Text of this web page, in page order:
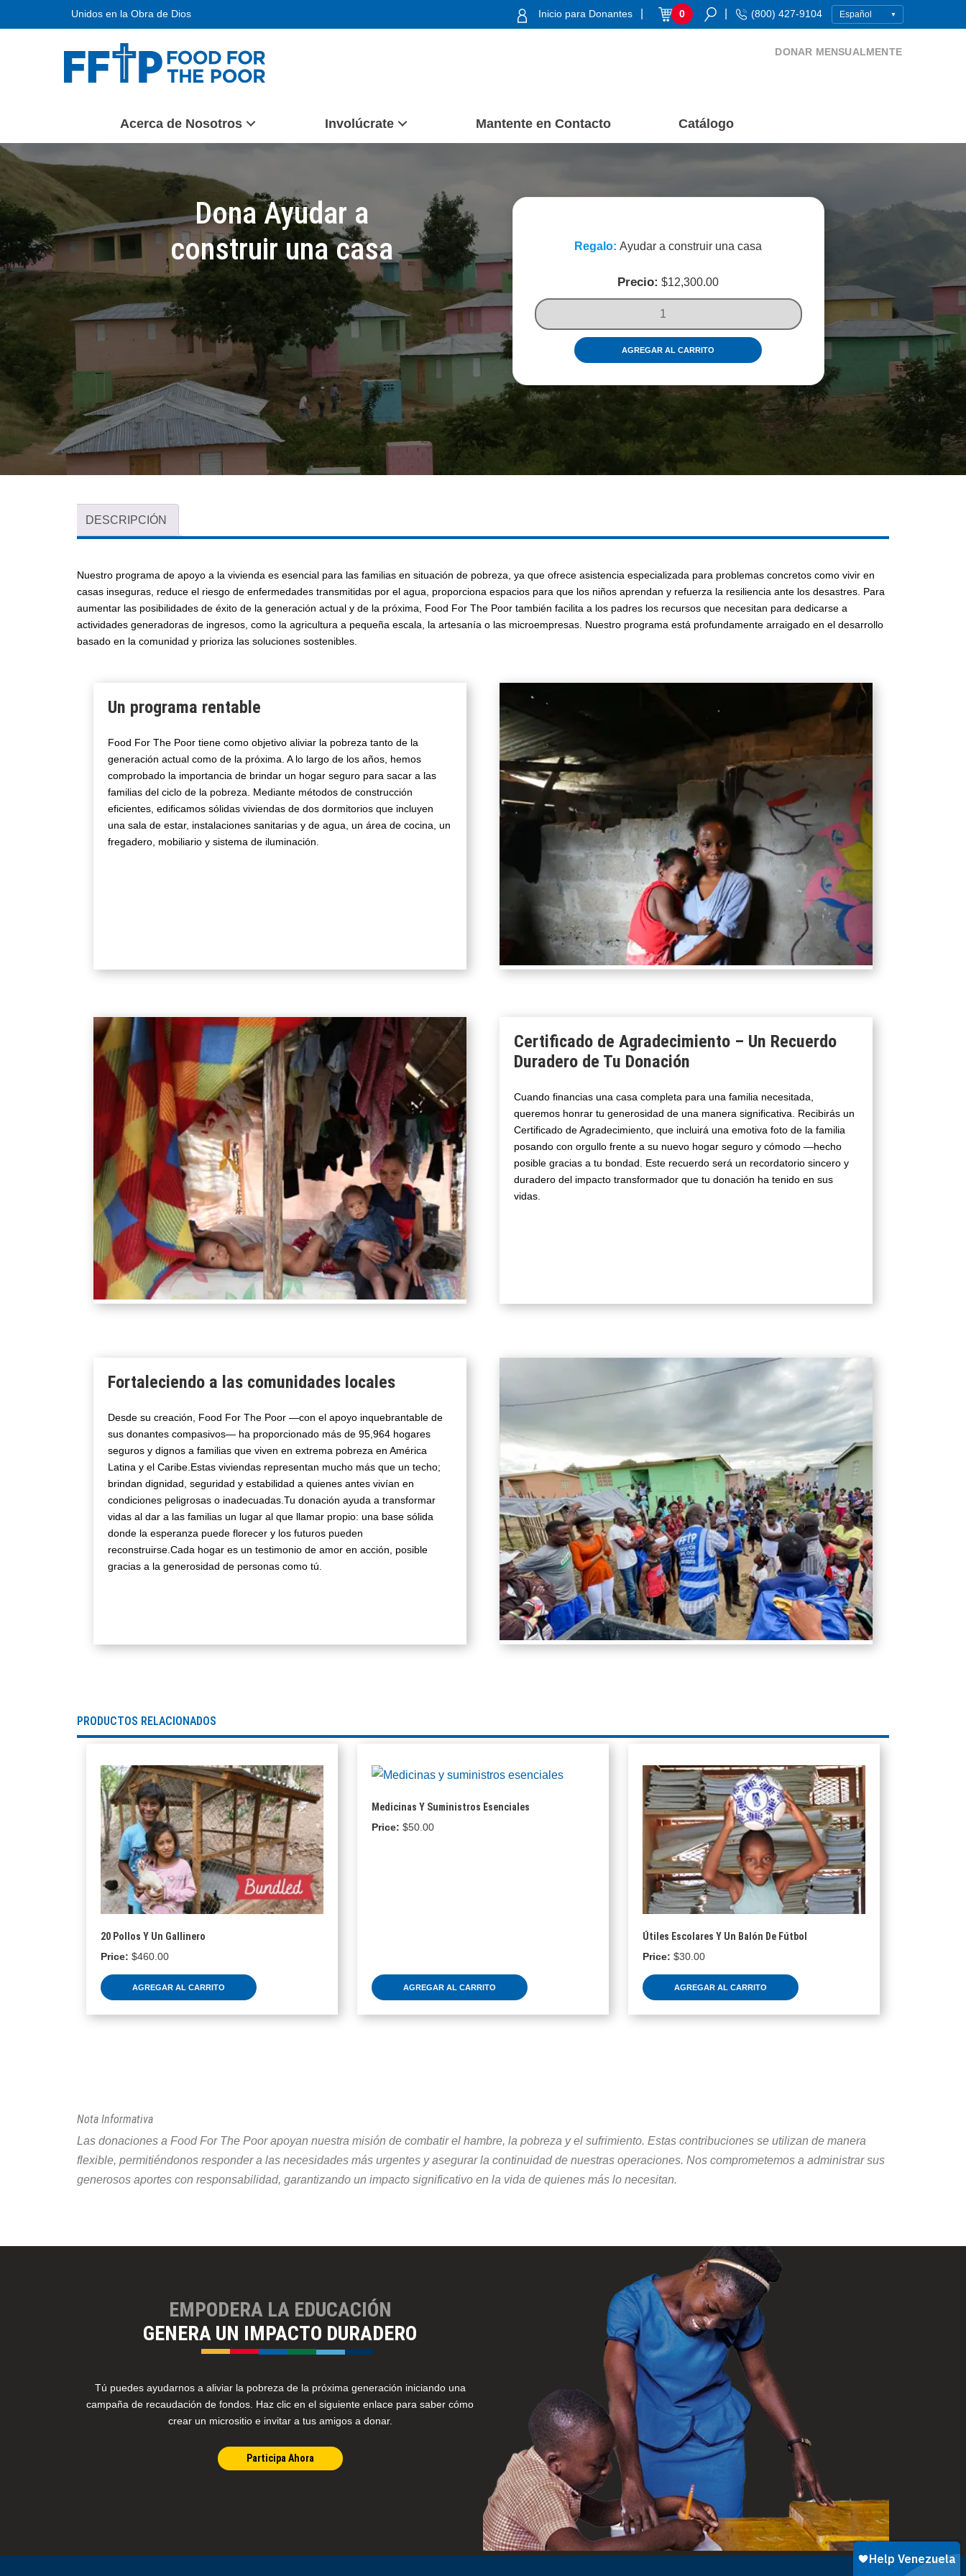
Unidos en la Obra de Dios Inicio para Donantes 0 (800) 427-9104
DONAR MENSUALMENTE
Acerca de Nosotros Involúcrate Mantente en Contacto Catálogo
Dona Ayudar a
construir una casa
Regalo:Ayudar a construir una casa
Precio: $12,300.00
A
Y
R
A
N
I
U
N
A
C
Q
N
T
I
AGREGAR AL CARRITO
DESCRIPCIÓN
Nuestro programa de apoyo a la vivienda es esencial para las familias en situación de pobreza, ya que ofrece asistencia especializada para problemas concretos como vivir en
casas inseguras, reduce el riesgo de enfermedades transmitidas por el agua, proporciona espacios para que los niños aprendan y refuerza la resiliencia ante los desastres. Para
aumentar las posibilidades de éxito de la generación actual y de la próxima, Food For The Poor también facilita a los padres los recursos que necesitan para dedicarse a
actividades generadoras de ingresos, como la agricultura a pequeña escala, la artesanía o las microempresas. Nuestro programa está profundamente arraigado en el desarrollo
basado en la comunidad y prioriza las soluciones sostenibles.
Un programa rentable
Food For The Poor tiene como objetivo aliviar la pobreza tanto de la
generación actual como de la próxima. A lo largo de los años, hemos
comprobado la importancia de brindar un hogar seguro para sacar a las
familias del ciclo de la pobreza. Mediante métodos de construcción
eficientes, edificamos sólidas viviendas de dos dormitorios que incluyen
una sala de estar, instalaciones sanitarias y de agua, un área de cocina, un
fregadero, mobiliario y sistema de iluminación.
Certificado de Agradecimiento – Un Recuerdo
Duradero de Tu Donación
Cuando financias una casa completa para una familia necesitada,
queremos honrar tu generosidad de una manera significativa. Recibirás un
Certificado de Agradecimiento, que incluirá una emotiva foto de la familia
posando con orgullo frente a su nuevo hogar seguro y cómodo —hecho
posible gracias a tu bondad. Este recuerdo será un recordatorio sincero y
duradero del impacto transformador que tu donación ha tenido en sus
vidas.
Fortaleciendo a las comunidades locales
Desde su creación, Food For The Poor —con el apoyo inquebrantable de
sus donantes compasivos— ha proporcionado más de 95,964 hogares
seguros y dignos a familias que viven en extrema pobreza en América
Latina y el Caribe.Estas viviendas representan mucho más que un techo;
brindan dignidad, seguridad y estabilidad a quienes antes vivían en
condiciones peligrosas o inadecuadas.Tu donación ayuda a transformar
vidas al dar a las familias un lugar al que llamar propio: una base sólida
donde la esperanza puede florecer y los futuros pueden
reconstruirse.Cada hogar es un testimonio de amor en acción, posible
gracias a la generosidad de personas como tú.
PRODUCTOS RELACIONADOS
20 Pollos Y Un Gallinero
$460.00
AGREGAR AL CARRITO
Medicinas Y Suministros Esenciales
$50.00
AGREGAR AL CARRITO
Útiles Escolares Y Un Balón De Fútbol
$30.00
AGREGAR AL CARRITO
Nota Informativa
Las donaciones a Food For The Poor apoyan nuestra misión de combatir el hambre, la pobreza y el sufrimiento. Estas contribuciones se utilizan de manera
flexible, permitiéndonos responder a las necesidades más urgentes y asegurar la continuidad de nuestras operaciones. Nos comprometemos a administrar sus
generosos aportes con responsabilidad, garantizando un impacto significativo en la vida de quienes más lo necesitan.
EMPODERA LA EDUCACIÓN
GENERA UN IMPACTO DURADERO
Tú puedes ayudarnos a aliviar la pobreza de la próxima generación iniciando una
campaña de recaudación de fondos. Haz clic en el siguiente enlace para saber cómo
crear un micrositio e invitar a tus amigos a donar.
Participa Ahora